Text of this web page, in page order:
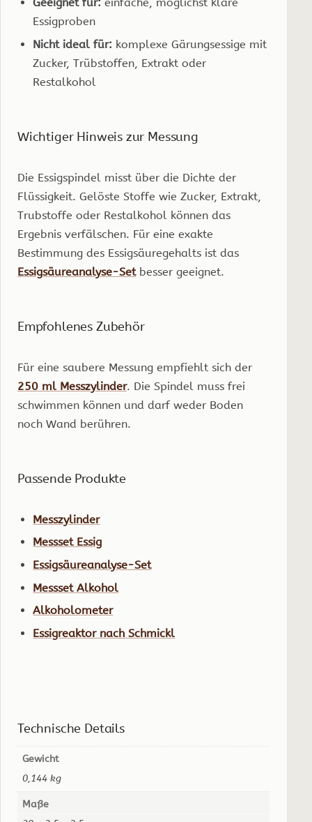
Geeignet für: einfache, möglichst klare
Essigproben
Nicht ideal für: komplexe Gärungsessige mit
Zucker, Trübstoffen, Extrakt oder
Restalkohol
Wichtiger Hinweis zur Messung
Die Essigspindel misst über die Dichte der
Flüssigkeit. Gelöste Stoffe wie Zucker, Extrakt,
Trubstoffe oder Restalkohol können das
Ergebnis verfälschen. Für eine exakte
Bestimmung des Essigsäuregehalts ist das
Essigsäureanalyse-Setbesser geeignet.
Empfohlenes Zubehör
Für eine saubere Messung empfiehlt sich der
250 ml Messzylinder. Die Spindel muss frei
schwimmen können und darf weder Boden
noch Wand berühren.
Passende Produkte
Messzylinder
Messset Essig
Essigsäureanalyse-Set
Messset Alkohol
Alkoholometer
Essigreaktor nach Schmickl
Technische Details
Gewicht
0,144 kg
Maße